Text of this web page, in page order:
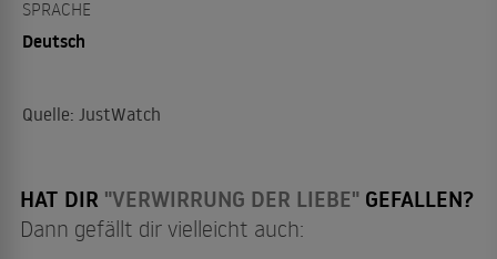
SPRACHE
Deutsch
Quelle: JustWatch
HAT DIR "VERWIRRUNG DER LIEBE" GEFALLEN?
Dann gefällt dir vielleicht auch: